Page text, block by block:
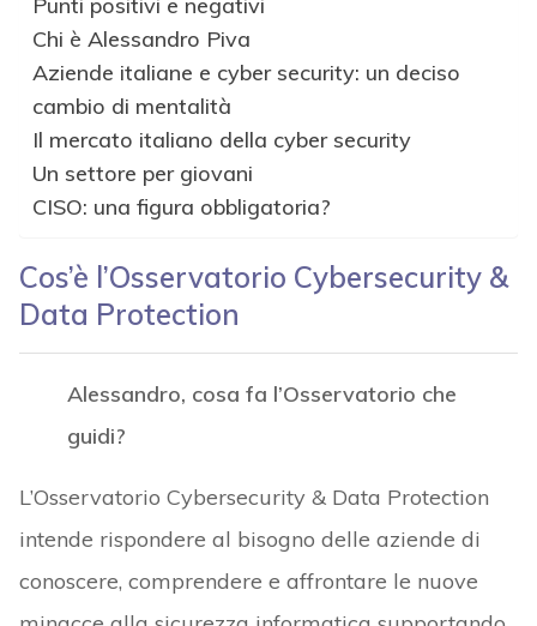
Chi è Alessandro Piva
Aziende italiane e cyber security: un deciso
cambio di mentalità
Il mercato italiano della cyber security
Un settore per giovani
CISO: una figura obbligatoria?
Cos’è l’Osservatorio Cybersecurity &
Data Protection
Alessandro, cosa fa l’Osservatorio che
guidi?
L’Osservatorio Cybersecurity & Data Protection
intende rispondere al bisogno delle aziende di
conoscere, comprendere e affrontare le nuove